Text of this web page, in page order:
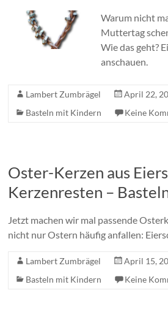
Warum nicht
Muttertag
Wie das geht?
anschauen.
Lambert Zumbrägel
April 22,
Basteln mit Kindern
Keine
Oster-Kerzen aus
Kerzenresten –
Jetzt machen wir mal passende
nicht nur Ostern häufig anfallen:
Lambert Zumbrägel
April 15,
Basteln mit Kindern
Keine